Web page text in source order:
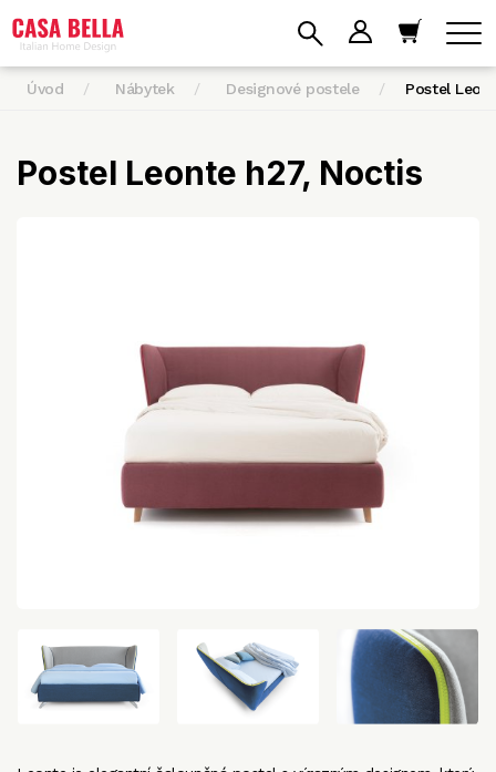
Úvod Nábytek Designové postele Postel
Postel Leonte h27, Noctis